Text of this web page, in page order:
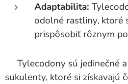
Adaptabilita:
odolné rastliny, ktoré
prispôsobiť rôznym
Tylecodony sú jedinečné
sukulenty, ktoré si získavajú